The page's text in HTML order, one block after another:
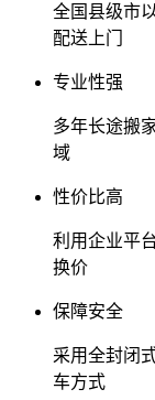
全国县级市
配送上门
专业性强
多年长途搬
域
性价比高
利用企业平
换价
保障安全
采用全封闭
车方式